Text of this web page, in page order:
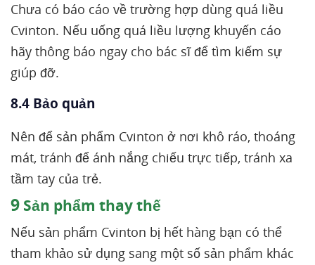
Chưa có báo cáo về trường hợp dùng quá liều
Cvinton. Nếu uống quá liều lượng khuyến cáo
hãy thông báo ngay cho bác sĩ để tìm kiếm sự
giúp đỡ.
8.4 Bảo quản
Nên để sản phẩm Cvinton ở nơi khô ráo, thoáng
mát, tránh để ánh nắng chiếu trực tiếp, tránh xa
tầm tay của trẻ.
9 Sản phẩm thay thế
Nếu sản phẩm Cvinton bị hết hàng bạn có thể
tham khảo sử dụng sang một số sản phẩm khác